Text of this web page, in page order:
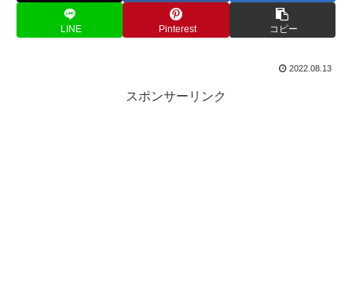
LINE Pinterest コピー
2022.08.13
スポンサーリンク